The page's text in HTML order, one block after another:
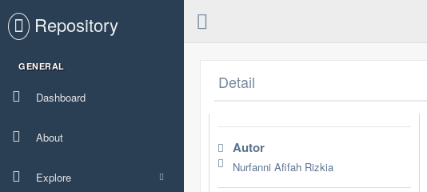
Repository
GENERAL
Dashboard
About
Explore
Detail
Autor
Nurfanni Afifah Rizkia